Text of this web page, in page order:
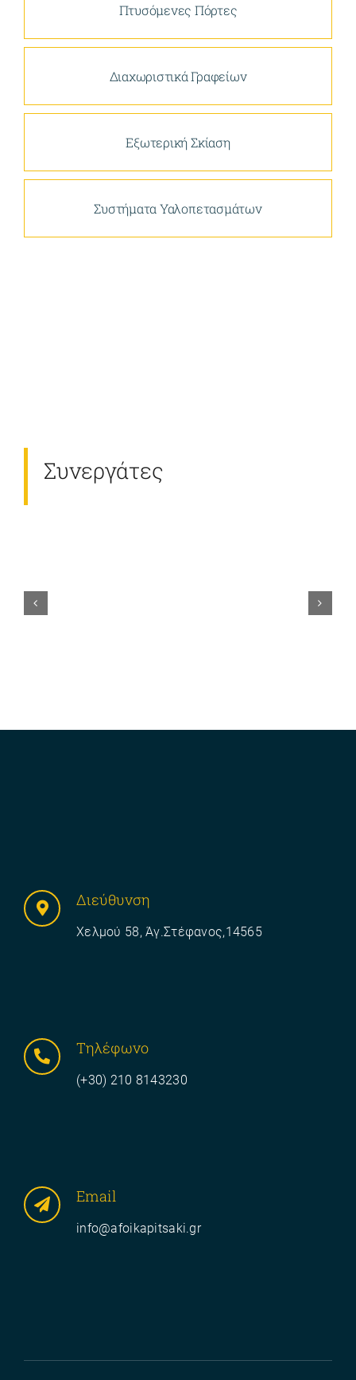
Πτυσόμενες Πόρτες
Διαχωριστικά Γραφείων
Εξωτερική Σκίαση
Συστήματα Υαλοπετασμάτων
Συνεργάτες
Διεύθυνση
Χελμού 58, Άγ.Στέφανος,14565
Tηλέφωνο
(+30) 210 8143230
Email
info@afoikapitsaki.gr